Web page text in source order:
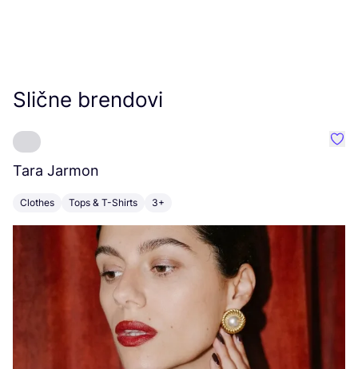
Slične brendovi
Tara Jarmon
Clothes Tops & T-Shirts 3+